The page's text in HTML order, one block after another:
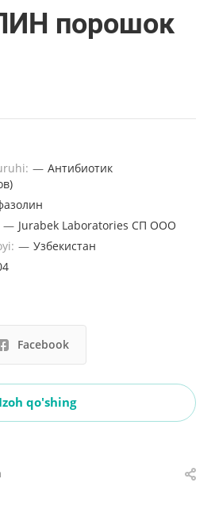
порошок
— Антибиотик
— Jurabek Laboratories СП ООО
— Узбекистан
Facebook
Izoh qo'shing